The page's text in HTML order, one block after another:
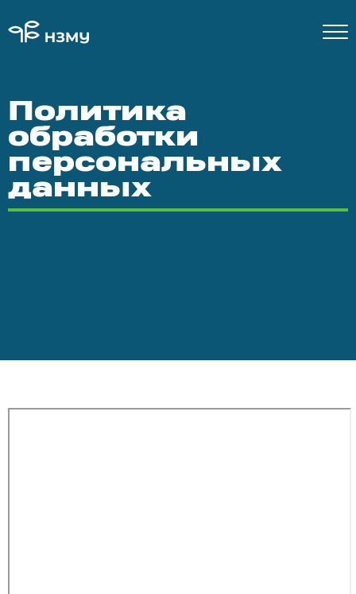
Политика
обработки
персональных
данных